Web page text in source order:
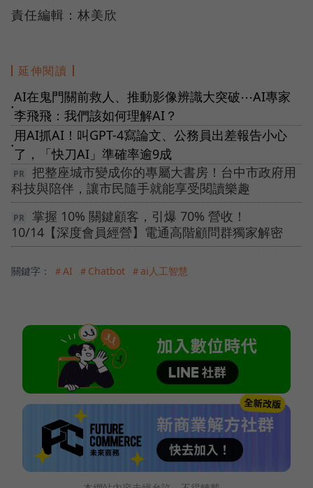
責任編輯：林美欣
延伸閱讀
●
AI在鬼門關前救人、推動影像辨識大突破⋯AI專家
李飛飛：我們該如何理解AI？
●
用AI抓AI！叫GPT-4寫論文、公務員出差報告小心
了，「快刀AI」準確率逾9成
把整座城市變成你的專屬大書房！台中市政府用
科技與陪伴，讓市民隨手就能享受閱讀樂趣
掌握 10% 關鍵顧客，引爆 70% 營收！
10/14【深度會員經營】電通高階顧問群獨家解密
關鍵字： ＃AI ＃Chatbot ＃ai人工智慧